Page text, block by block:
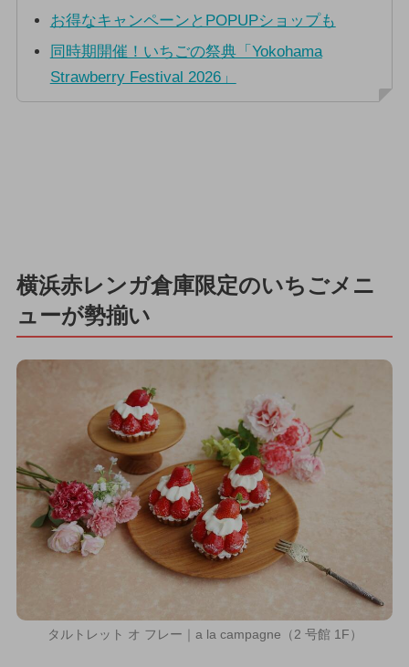
お得なキャンペーンとPOPUPショップも
同時期開催！いちごの祭典「Yokohama
Strawberry Festival 2026」
横浜赤レンガ倉庫限定のいちごメニ
ューが勢揃い
タルトレット オ フレー｜a la campagne（2 号館 1F）